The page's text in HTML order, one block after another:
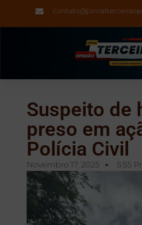
Suspeito de
preso em
Polícia Civil
Novembro 17, 2025 5:55